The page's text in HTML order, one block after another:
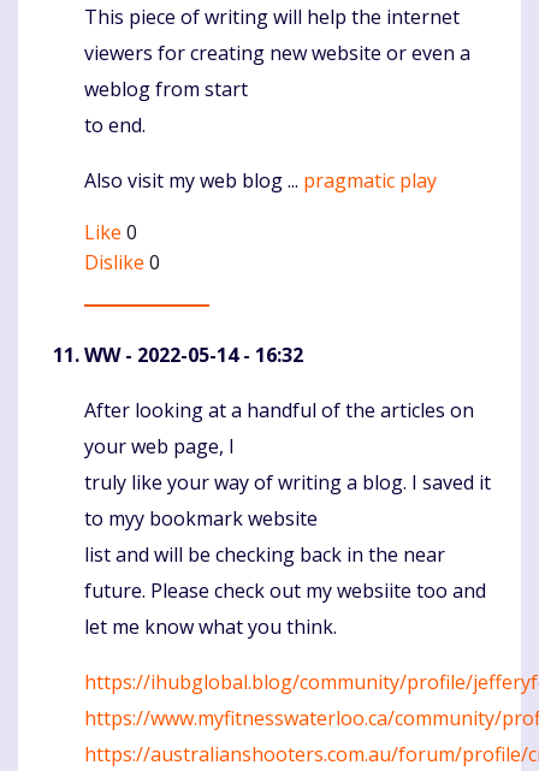
Komentaras
This piece of writing will help the internet
viewers for creating new website or even a
weblog from start
to end.
Also visit my web blog ... pragmatic play
Like 0
Dislike 0
WW- 2022-05-14 - 16:32
Komentaras
After looking at a handful of the articles on
your web page, I
truly like your way of writing a blog. I saved it
to myy bookmark website
list and will be checking back in the near
future. Please check out my websiite too and
let me know what you think.
https://ihubglobal.blog/community/profile/
https://www.myfitnesswaterloo.ca/community/
https://australianshooters.com.au/forum/profile/